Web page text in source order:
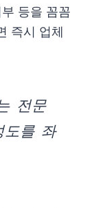
등을 꼼꼼
즉시 업체
전문
도를 좌